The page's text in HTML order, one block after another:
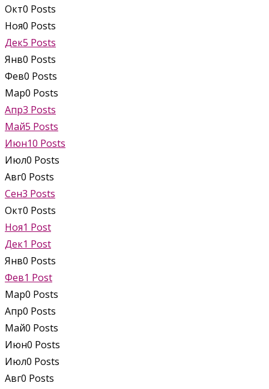
Окт0 Posts
Ноя0 Posts
Дек5 Posts
Янв0 Posts
Фев0 Posts
Мар0 Posts
Апр3 Posts
Май5 Posts
Июн10 Posts
Июл0 Posts
Авг0 Posts
Сен3 Posts
Окт0 Posts
Ноя1 Post
Дек1 Post
Янв0 Posts
Фев1 Post
Мар0 Posts
Апр0 Posts
Май0 Posts
Июн0 Posts
Июл0 Posts
Авг0 Posts